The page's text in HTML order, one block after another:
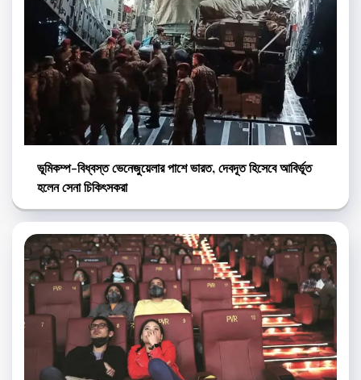
ভূমিকম্প-বিধ্বস্ত ভেনেজুয়েলার পাশে ভারত, দেবদূত হিসেবে আবির্ভূত
হলেন সেনা চিকিৎসকরা